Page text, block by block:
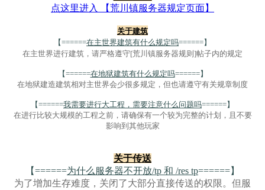
点这里进入 【荒川镇服务器规定页面】
关于建筑
【======在主世界建筑有什么规定吗======】
在主世界进行建筑，请严格遵守[荒川镇服务器规则]帖子内的规定
【======在地狱建筑有什么规定吗======】
在地狱建造建筑相对主世界会少很多规定，但也请遵守有关规章制度
【======我需要进行大工程，需要注意什么问题吗======】
在进行比较大规模的工程之前，请确保有一个较为完整的计划，且不要
影响到其他玩家
关于传送
【======为什么服务器不开放/tp 和 /res tp======】
为了增加生存难度，关闭了大部分直接传送的权限。但服